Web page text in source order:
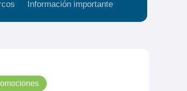
Información importante